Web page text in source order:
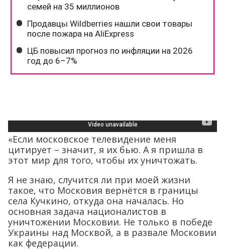
«Если московское телевидение меня
цитирует – значит, я их бью. А я пришла в
этот мир для того, чтобы их уничтожать.
Я не знаю, случится ли при моей жизни
такое, что Московия вернётся в границы
села Кучкино, откуда она началась. Но
основная задача националистов в
уничтожении Московии. Не только в победе
Украины над Москвой, а в развале Московии
как федерации.